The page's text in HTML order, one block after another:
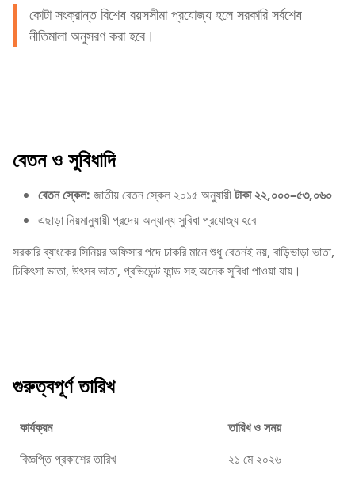
কোটা সংক্রান্ত বিশেষ বয়সসীমা প্রযোজ্য হলে সরকারি সর্বশেষ
নীতিমালা অনুসরণ করা হবে।
বেতন ও সুবিধাদি
বেতন স্কেল: জাতীয় বেতন স্কেল ২০১৫ অনুযায়ীটাকা ২২,০০০–৫৩,০৬০
এছাড়া নিয়মানুযায়ী প্রদেয় অন্যান্য সুবিধা প্রযোজ্য হবে
সরকারি ব্যাংকের সিনিয়র অফিসার পদে চাকরি মানে শুধু বেতনই নয়, বাড়িভাড়া ভাতা,
চিকিৎসা ভাতা, উৎসব ভাতা, প্রভিডেন্ট ফান্ড সহ অনেক সুবিধা পাওয়া যায়।
গুরুত্বপূর্ণ তারিখ
কার্যক্রম
তারিখ ও সময়
বিজ্ঞপ্তি প্রকাশের তারিখ
২১ মে ২০২৬